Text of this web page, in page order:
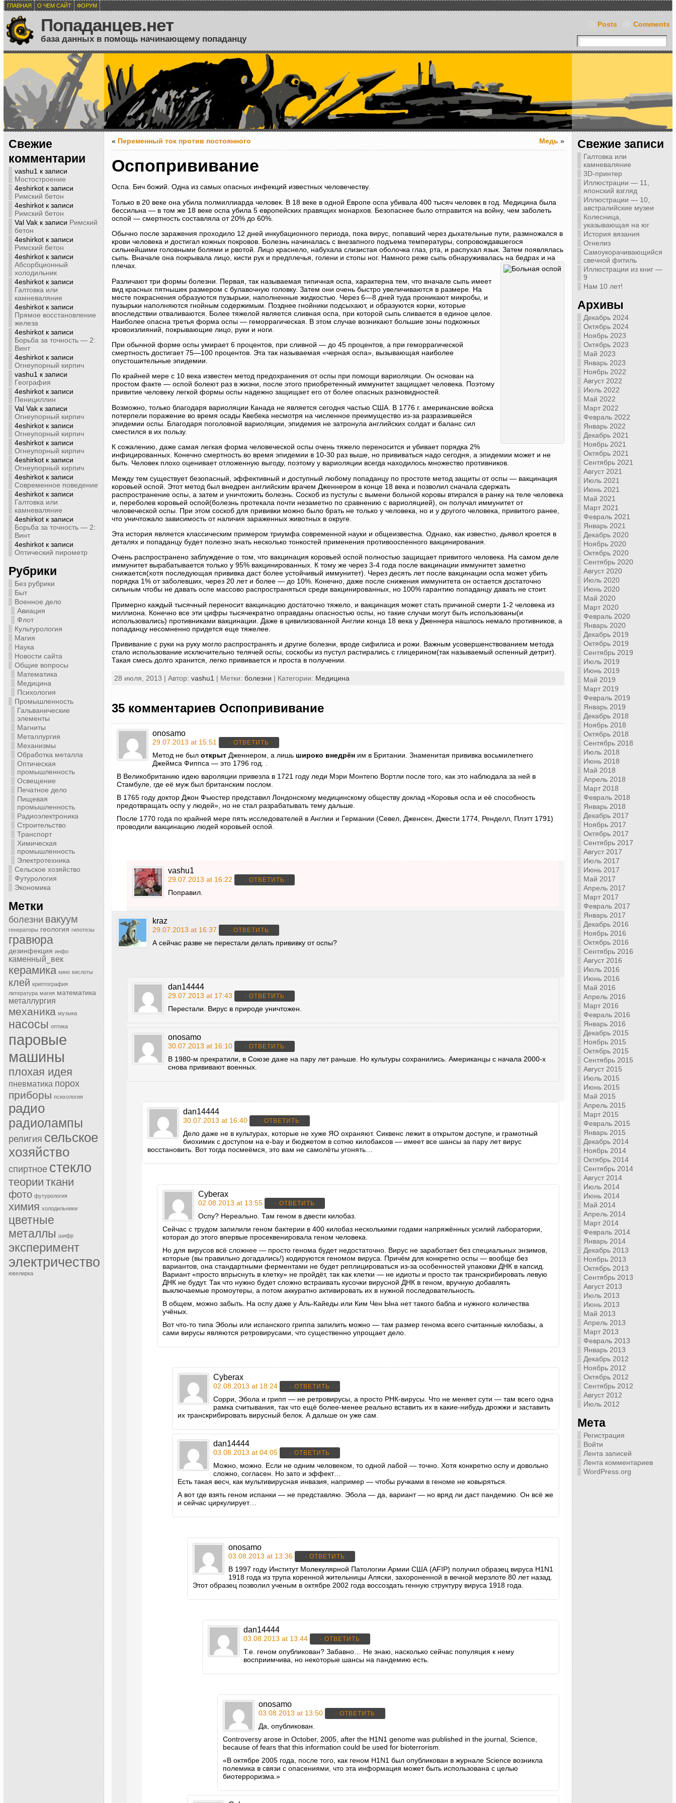
ГЛАВНАЯ О ЧЕМ САЙТ ФОРУМ
Попаданцев.нет
база данных в помощь начинающему попаданцу
Comments
Posts
Свежие
комментарии
vashu1 к записи
Мостостроение
4eshirkotк записи
Римский бетон
4eshirkotк записи
Римский бетон
Val Vakк записи Римский
бетон
4eshirkotк записи
Римский бетон
4eshirkotк записи
Абсорбционный
холодильник
4eshirkotк записи
Галтовка или
камневаляние
4eshirkotк записи
Прямое восстановление
железа
4eshirkotк записи
Борьба за точность — 2:
Винт
4eshirkotк записи
Огнеупорный кирпич
vashu1 к записи
География
4eshirkotк записи
Пенициллин
Val Vakк записи
Огнеупорный кирпич
4eshirkotк записи
Огнеупорный кирпич
4eshirkotк записи
Огнеупорный кирпич
4eshirkotк записи
Огнеупорный кирпич
4eshirkotк записи
Современное поведение
4eshirkotк записи
Галтовка или
камневаляние
4eshirkotк записи
Борьба за точность — 2:
Винт
4eshirkotк записи
Оптический пирометр
Рубрики
Без рубрики
Быт
Военное дело
Авиация
Флот
Культурология
Магия
Наука
Новости сайта
Общие вопросы
Математика
Медицина
Психология
Промышленность
Гальванические
элементы
Магниты
Металлургия
Механизмы
Обработка металла
Оптическая
промышленность
Освещение
Печатное дело
Пищевая
промышленность
Радиоэлектроника
Строительство
Транспорт
Химическая
промышленность
Электротехника
Сельское хозяйство
Футурология
Экономика
Метки
болезни вакуум
генераторы геология гипотезы
гравюра
дезинфекция инфо
каменный_век
керамика кино кислоты
клей криптография
литература магия математика
металлургия
механика музыка
насосы оптика
паровые
машины
плохая идея
пневматика порох
приборы психология
радио
радиолампы
религия сельское
хозяйство
спиртное стекло
теории ткани
фото футурология
химия холодильники
цветные
металлы шифр
эксперимент
электричество
ювелирка
« Переменный ток против постоянного Медь »
Оспопрививание
Оспа. Бич божий. Одна из самых опасных инфекций известных человечеству.
Только в 20 веке она убила полмиллиарда человек. В 18 веке в одной Европе оспа убивала 400 тысяч человек в год. Медицина была
бессильна — в том же 18 веке оспа убила 5 европейских правящих монархов. Безопаснее было отправится на войну, чем заболеть
оспой — смертность составляла от 20% до 60%.
Обычно после заражения проходило 12 дней инкубационного периода, пока вирус, попавший через дыхательные пути, размножался в
крови человека и достигал кожных покровов. Болезнь начиналась с внезапного подъема температуры, сопровождавшегося
сильнейшими головными болями и рвотой. Лицо краснело, набухала слизистая оболочка глаз, рта, и распухал язык. Затем появлялась
сыпь. Вначале она покрывала лицо, кисти рук и предплечья, голени и стопы ног. Намного реже сыпь обнаруживалась на бедрах и на
плечах.
Различают три формы болезни. Первая, так называемая типичная оспа, характерна тем, что вначале сыпь имеет
вид красных пятнышек размером с булавочную головку. Затем они очень быстро увеличиваются в размере. На
месте покраснения образуются пузырьки, наполненные жидкостью. Через 6—8 дней туда проникают микробы, и
пузырьки наполняются гнойным содержимым. Позднее гнойники подсыхают, и образуются корки, которые
впоследствии отваливаются. Более тяжелой является сливная оспа, при которой сыпь сливается в единое целое.
Наиболее опасна третья форма оспы — геморрагическая. В этом случае возникают большие зоны подкожных
кровоизлияний, покрывающие лицо, руки и ноги.
При обычной форме оспы умирает 6 процентов, при сливной — до 45 процентов, а при геморрагической
смертность достигает 75—100 процентов. Эта так называемая «черная оспа», вызывающая наиболее
опустошительные эпидемии.
По крайней мере с 10 века известен метод предохранения от оспы при помощи вариоляции. Он основан на
простом факте — оспой болеют раз в жизни, после этого приобретенный иммунитет защищает человека. Поэтому
привитие человеку легкой формы оспы надежно защищает его от более опасных разновидностей.
Возможно, только благодаря вариоляции Канада не является сегодня частью США. В 1776 г. американские войска
потерпели поражение во время осады Квебека несмотря на численное преимущество из-за разразившейся
эпидемии оспы. Благодаря поголовной вариоляции, эпидемия не затронула английских солдат и баланс сил
сместился в их пользу.
К сожалению, даже самая легкая форма человеческой оспы очень тяжело переносится и убивает порядка 2%
инфицированных. Конечно смертность во время эпидемии в 10-30 раз выше, но прививаться надо сегодня, а эпидемии может и не
быть. Человек плохо оценивает отложенную выгоду, поэтому у вариоляции всегда находилось множество противников.
Между тем существует безопасный, эффективный и доступный любому попаданцу по простоте метод защиты от оспы — вакцинация
коровьей оспой. Этот метод был внедрен английским врачем Дженнером в конце 18 века и позволил сначала сдержать
распространение оспы, а затем и уничтожить болезнь. Соскоб из пустулы с вымени больной коровы втирался в ранку на теле человека
и, переболев коровьей оспой(болезнь протекала почти незаметно по сравнению с вариоляцией), он получал иммунитет от
человеческой оспы. При этом соскоб для прививки можно было брать не только у человека, но и у другого человека, привитого ранее,
что уничтожало зависимость от наличия зараженных животных в округе.
Эта история является классическим примером триумфа современной науки и общеизвестна. Однако, как известно, дьявол кроется в
деталях и попаданцу будет полезно знать несколько тонкостей применения противооспенного вакцинирования.
Очень распространено заблуждение о том, что вакцинация коровьей оспой полностью защищает привитого человека. На самом деле
иммунитет вырабатывается только у 95% вакцинированных. К тому же через 3-4 года после вакцинации иммунитет заметно
снижается(хотя последующая прививка даст более устойчивый иммунитет). Через десять лет после вакцинации оспа может убить
порядка 1% от заболевших, через 20 лет и более — до 10%. Конечно, даже после снижения иммунитета он остается достаточно
сильным чтобы не давать оспе массово распространяться среди вакцинированных, но 100% гарантию попаданцу давать не стоит.
Примерно каждый тысячный переносит вакцинацию достаточно тяжело, и вакцинация может стать причиной смерти 1-2 человека из
миллиона. Конечно все эти цифры тысячекратно оправданы опасностью оспы, но такие случаи могут быть использованы(и
использовались) противниками вакцинации. Даже в цивилизованной Англии конца 18 века у Дженнера нашлось немало противников, а
попаданцу несомненно придется еще тяжелее.
Прививание с руки на руку могло распространять и другие болезни, вроде сифилиса и рожи. Важным усовершенствованием метода
стало использование исключительно телячей оспы, соскобы из пустул растирались с глицерином(так называемый оспенный детрит).
Такая смесь долго хранится, легко прививается и проста в получении.
28 июля, 2013 | Автор: vashu1 | Метки: болезни | Категории: Медицина
35 комментариев Оспопрививание
onosamo
29.07.2013 at 15:51 · ОТВЕТИТЬ
Метод не был открытДженнером, а лишь широко внедрёним в Британии. Знаменитая прививка восьмилетнего
Джеймса Фиппса — это 1796 год. .
В Великобританию идею вароляции привезла в 1721 году леди Мэри Монтегю Вортли после того, как это наблюдала за ней в
Стамбуле, где её муж был британским послом.
В 1765 году доктор Джон Фьюстер представил Лондонскому медицинскому обществу доклад «Коровья оспа и её способность
предотвращать оспу у людей», но не стал разрабатывать тему дальше.
После 1770 года по крайней мере пять исследователей в Англии и Германии (Севел, Дженсен, Джести 1774, Ренделл, Плэтт 1791)
проводили вакцинацию людей коровьей оспой.
vashu1
29.07.2013 at 16:22 · ОТВЕТИТЬ
Поправил.
kraz
29.07.2013 at 16:37 · ОТВЕТИТЬ
А сейчас разве не перестали делать прививку от оспы?
dan14444
29.07.2013 at 17:43 · ОТВЕТИТЬ
Перестали. Вирус в природе уничтожен.
onosamo
30.07.2013 at 16:10 · ОТВЕТИТЬ
В 1980-м прекратили, в Союзе даже на пару лет раньше. Но культуры сохранились. Американцы с начала 2000-х
снова прививают военных.
dan14444
30.07.2013 at 16:40 · ОТВЕТИТЬ
Дело даже не в культурах, которые не хуже ЯО охраняют. Сиквенс лежит в открытом доступе, и грамотный
биохимик с доступом на e-bay и бюджетом в сотню килобаксов — имеет все шансы за пару лет вирус
восстановить. Вот тогда посмеёмся, это вам не самолёты угонять…
Cyberax
02.08.2013 at 13:55 · ОТВЕТИТЬ
Оспу? Нереально. Там геном в двести килобаз.
Сейчас с трудом запилили геном бактерии в 400 килобаз несколькими годами напряжённых усилий лаборатории,
которая до этого впервые просеквенировала геном человека.
Но для вирусов всё сложнее — просто генома будет недостаточно. Вирус не заработает без специальных энзимов,
которые (вы правильно догадались!) кодируются геномом вируса. Причём для конкретно оспы — вообще без
вариантов, она стандартными ферментами не будет реплицироваться из-за особенностей упаковки ДНК в капсид.
Вариант «просто впрыснуть в клетку» не пройдёт, так как клетки — не идиоты и просто так транскрибировать левую
ДНК не будут. Так что нужно будет сложно встраивать кусочки вирусной ДНК в геном, вручную добавлять
выключаемые промоутеры, а потом аккуратно активировать их в нужной последовательность.
В общем, можно забыть. На оспу даже у Аль-Кайеды или Ким Чен Ына нет такого бабла и нужного количества
учёных.
Вот что-то типа Эболы или испанского гриппа запилить можно — там размер генома всего считанные килобазы, а
сами вирусы являются ретровирусами, что существенно упрощает дело.
Cyberax
02.08.2013 at 18:24 · ОТВЕТИТЬ
Сорри, Эбола и грипп — не ретровирусы, а просто РНК-вирусы. Что не меняет сути — там всего одна
рамка считывания, так что ещё более-менее реально вставить их в какие-нибудь дрожжи и заставить
их транскрибировать вирусный белок. А дальше он уже сам.
dan14444
03.08.2013 at 04:05 · ОТВЕТИТЬ
Можно, можно. Если не одним человеком, то одной лабой — точно. Хотя конкретно оспу и довольно
сложно, согласен. Но зато и эффект…
Есть такая весч, как мультивирусная инвазия, например — чтобы ручками в геноме не ковыряться.
А вот где взять геном испанки — не представляю. Эбола — да, вариант — но вряд ли даст пандемию. Он всё же
и сейчас циркулирует…
onosamo
03.08.2013 at 13:36 · ОТВЕТИТЬ
В 1997 году Институт Молекулярной Патологии Армии США (AFIP) получил образец вируса H1N1
1918 года из трупа коренной жительницы Аляски, захороненной в вечной мерзлоте 80 лет назад.
Этот образец позволил ученым в октябре 2002 года воссоздать генную структуру вируса 1918 года.
dan14444
03.08.2013 at 13:44 · ОТВЕТИТЬ
Т.е. геном опубликован? Забавно… Не знаю, насколько сейчас популяция к нему
восприимчива, но некоторые шансы на пандемию есть.
onosamo
03.08.2013 at 13:50 · ОТВЕТИТЬ
Да, опубликован.
Controversy arose in October, 2005, after the H1N1 genome was published in the journal, Science,
because of fears that this information could be used for bioterrorism.
«В октябре 2005 года, после того, как геном H1N1 был опубликован в журнале Science возникла
полемика в связи с опасениями, что эта информация может быть использована с целью
биотерроризма.»
Свежие записи
Галтовка или
камневаляние
3D-принтер
Иллюстрации — 11,
японский взгляд
Иллюстрации — 10,
австралийские музеи
Колесница,
указывающая на юг
История вязания
Огнелиз
Самоукорачивающийся
свечной фитиль
Иллюстрации из книг —
9
Нам 10 лет!
Архивы
Декабрь 2024
Октябрь 2024
Ноябрь 2023
Октябрь 2023
Май 2023
Январь 2023
Ноябрь 2022
Август 2022
Июль 2022
Май 2022
Март 2022
Февраль 2022
Январь 2022
Декабрь 2021
Ноябрь 2021
Октябрь 2021
Сентябрь 2021
Август 2021
Июль 2021
Июнь 2021
Май 2021
Март 2021
Февраль 2021
Январь 2021
Декабрь 2020
Ноябрь 2020
Октябрь 2020
Сентябрь 2020
Август 2020
Июль 2020
Июнь 2020
Май 2020
Март 2020
Февраль 2020
Январь 2020
Декабрь 2019
Октябрь 2019
Сентябрь 2019
Июль 2019
Июнь 2019
Май 2019
Март 2019
Февраль 2019
Январь 2019
Декабрь 2018
Ноябрь 2018
Октябрь 2018
Сентябрь 2018
Июль 2018
Июнь 2018
Май 2018
Апрель 2018
Март 2018
Февраль 2018
Январь 2018
Декабрь 2017
Ноябрь 2017
Октябрь 2017
Сентябрь 2017
Август 2017
Июль 2017
Июнь 2017
Май 2017
Апрель 2017
Март 2017
Февраль 2017
Январь 2017
Декабрь 2016
Ноябрь 2016
Октябрь 2016
Сентябрь 2016
Август 2016
Июль 2016
Июнь 2016
Май 2016
Апрель 2016
Март 2016
Февраль 2016
Январь 2016
Декабрь 2015
Ноябрь 2015
Октябрь 2015
Сентябрь 2015
Август 2015
Июль 2015
Июнь 2015
Май 2015
Апрель 2015
Март 2015
Февраль 2015
Январь 2015
Декабрь 2014
Ноябрь 2014
Октябрь 2014
Сентябрь 2014
Август 2014
Июль 2014
Июнь 2014
Май 2014
Апрель 2014
Март 2014
Февраль 2014
Январь 2014
Декабрь 2013
Ноябрь 2013
Октябрь 2013
Сентябрь 2013
Август 2013
Июль 2013
Июнь 2013
Май 2013
Апрель 2013
Март 2013
Февраль 2013
Январь 2013
Декабрь 2012
Ноябрь 2012
Октябрь 2012
Сентябрь 2012
Август 2012
Июль 2012
Мета
Регистрация
Войти
Лента записей
Лента комментариев
WordPress.org